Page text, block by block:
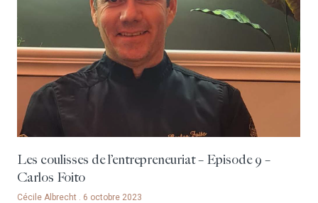
Les coulisses de l’entrepreneuriat – Episode 9 –
Carlos Foito
Cécile Albrecht 6 octobre 2023